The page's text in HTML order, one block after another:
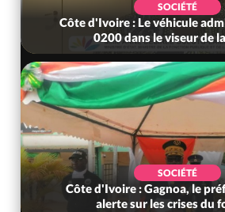
SOCIÉTÉ
Côte d'Ivoire : Le véhicule
0200 dans le viseur de
SOCIÉTÉ
Côte d'Ivoire : Gagnoa, le
alerte sur les crises du